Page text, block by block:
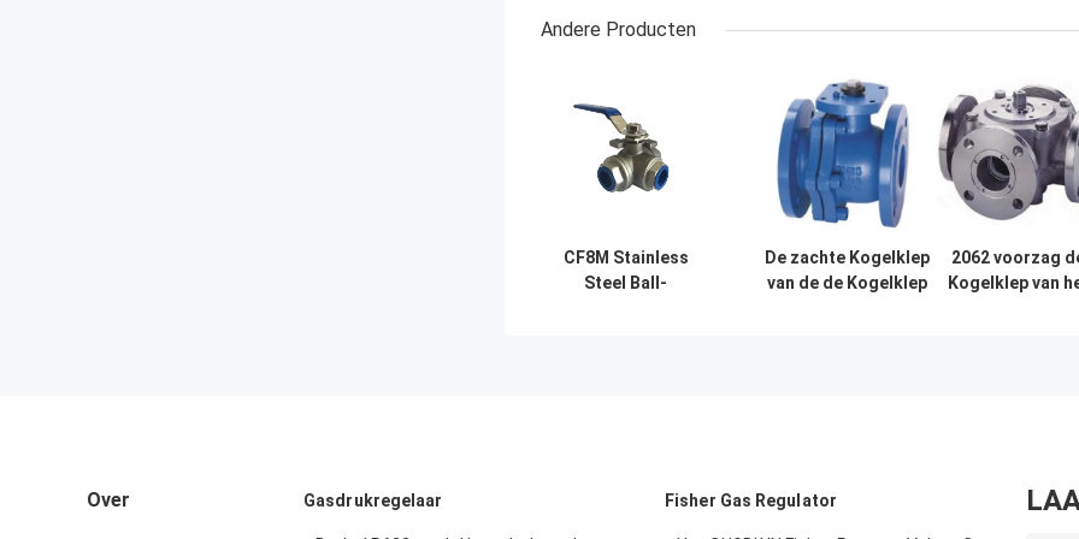
Andere Producten
CF8M Stainless
Steel Ball-
De zachte Kogelklep
van de de Kogelklep
2062 voorzag
Kogelklep van
Over Gasdrukregelaar Fisher Gas Regulator